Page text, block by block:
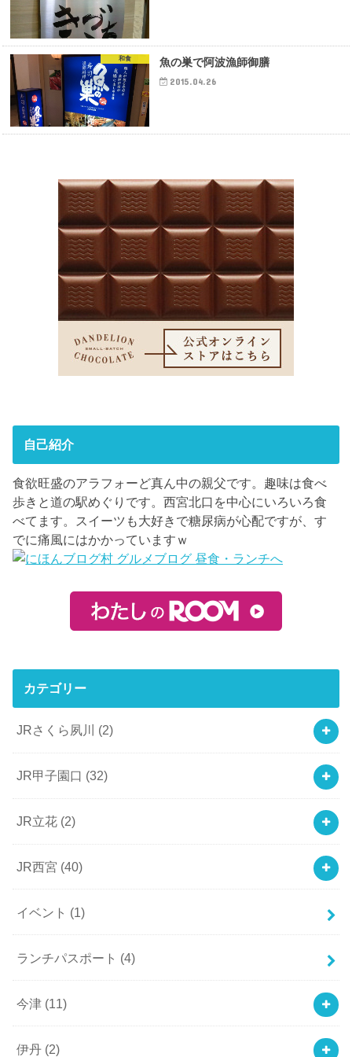
和食 魚の巣で阿波漁師御膳
2015.04.26
自己紹介
食欲旺盛のアラフォーど真ん中の親父です。趣味は食べ
歩きと道の駅めぐりです。西宮北口を中心にいろいろ食
べてます。スイーツも大好きで糖尿病が心配ですが、す
でに痛風にはかかっていますｗ
カテゴリー
JRさくら夙川 (2)
JR甲子園口 (32)
JR立花 (2)
JR西宮 (40)
イベント (1)
ランチパスポート (4)
今津 (11)
伊丹 (2)